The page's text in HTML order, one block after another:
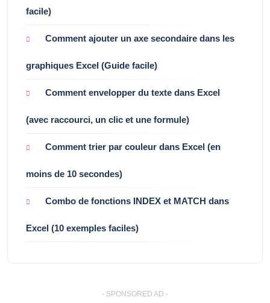
facile)
Comment ajouter un axe secondaire dans les
graphiques Excel (Guide facile)
Comment envelopper du texte dans Excel
(avec raccourci, un clic et une formule)
Comment trier par couleur dans Excel (en
moins de 10 secondes)
Combo de fonctions INDEX et MATCH dans
Excel (10 exemples faciles)
- SPONSORED AD -